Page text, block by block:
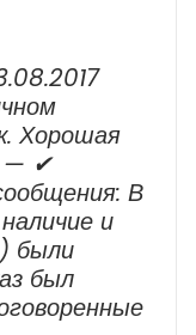
Хорошая
— ✔
В
и
были
был